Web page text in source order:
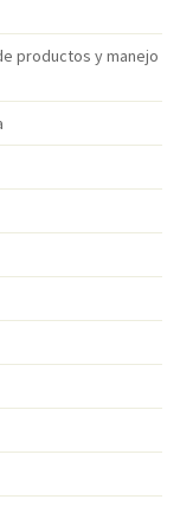
productos y manejo